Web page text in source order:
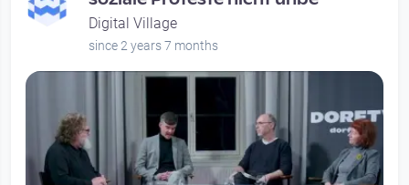
Digital Village
since 2 years 7 months